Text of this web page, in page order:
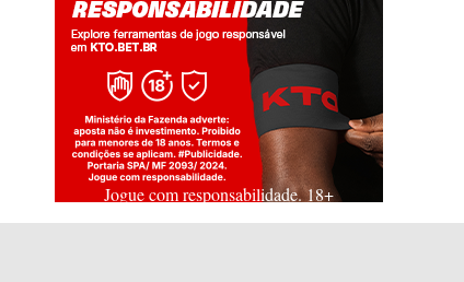
Jogue com responsabilidade. 18+